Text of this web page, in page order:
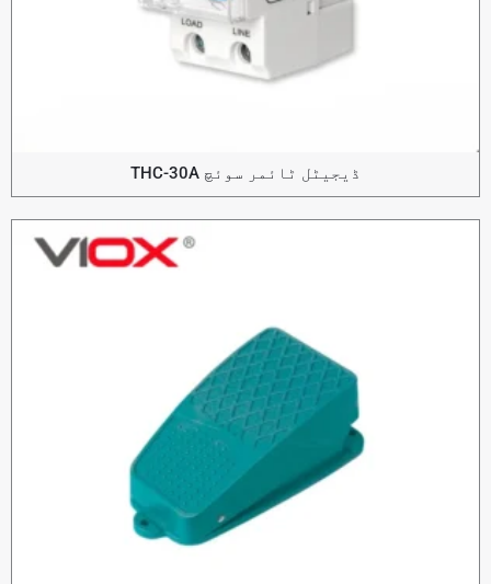
ڈیجیٹل ٹائمر سوئچ THC-30A